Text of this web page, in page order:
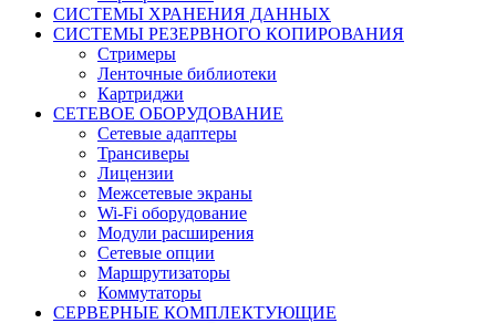
СИСТЕМЫ ХРАНЕНИЯ ДАННЫХ
СИСТЕМЫ РЕЗЕРВНОГО КОПИРОВАНИЯ
Стримеры
Ленточные библиотеки
Картриджи
СЕТЕВОЕ ОБОРУДОВАНИЕ
Сетевые адаптеры
Трансиверы
Лицензии
Межсетевые экраны
Wi-Fi оборудование
Модули расширения
Сетевые опции
Маршрутизаторы
Коммутаторы
СЕРВЕРНЫЕ КОМПЛЕКТУЮЩИЕ